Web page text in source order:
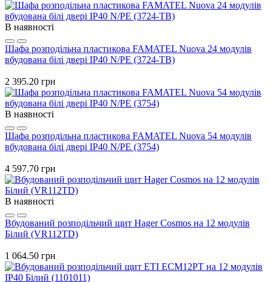
В наявності
Шафа розподільна пластикова FAMATEL Nuova 24 модулів
вбудована білі двері IP40 N/PE (3724-TB)
2 395.20 грн
В наявності
Шафа розподільна пластикова FAMATEL Nuova 54 модулів
вбудована білі двері IP40 N/PE (3754)
4 597.70 грн
В наявності
Вбудований розподільчий щит Hager Cosmos на 12 модулів
Білий (VR112TD)
1 064.50 грн